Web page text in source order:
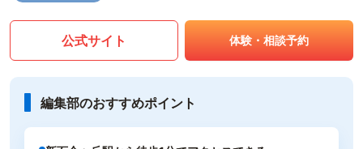
公式サイト 体験・相談予約
編集部のおすすめポイント